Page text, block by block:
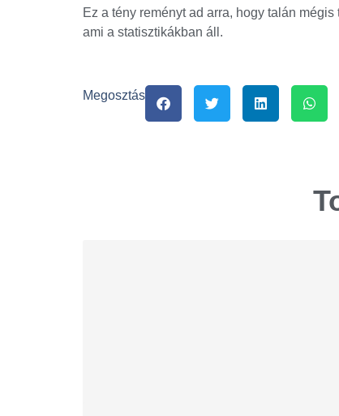
Ez a tény reményt ad arra, hogy talán
ami a statisztikákban áll.
Megosztás